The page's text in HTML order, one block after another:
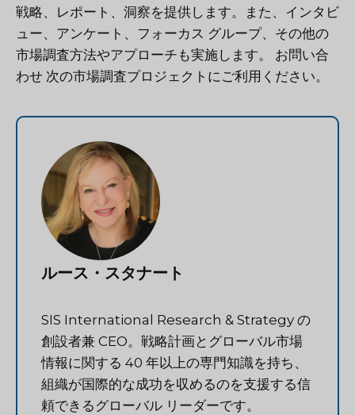
戦略、レポート、洞察を提供します。また、インタビ
ュー、アンケート、フォーカス グループ、その他の
市場調査方法やアプローチも実施します。
お問い合
わせ 次の市場調査プロジェクトにご利用ください。
ルース・スタナート
SIS International Research & Strategy の
創設者兼 CEO。戦略計画とグローバル市場
情報に関する 40 年以上の専門知識を持ち、
組織が国際的な成功を収めるのを支援する信
頼できるグローバル リーダーです。